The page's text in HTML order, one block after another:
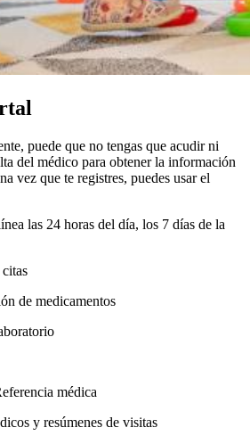
puede que no tengas que acudir ni
del médico para obtener la información
vez que te registres, puedes usar el
las 24 horas del día, los 7 días de la
de medicamentos
médica
y resúmenes de visitas